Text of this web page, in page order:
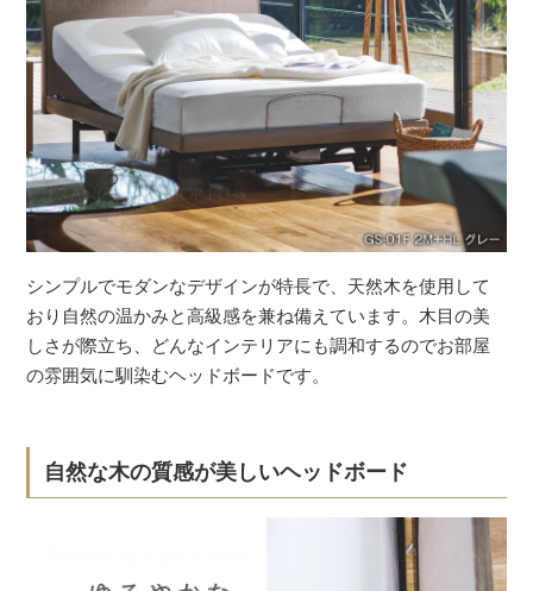
シンプルでモダンなデザインが特長で、天然木を使用して
おり自然の温かみと高級感を兼ね備えています。木目の美
しさが際立ち、どんなインテリアにも調和するのでお部屋
の雰囲気に馴染むヘッドボードです。
自然な木の質感が美しいヘッドボード